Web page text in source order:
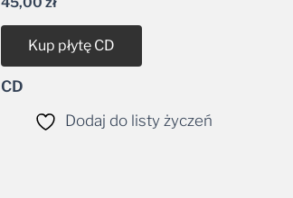
Kup płytę CD
CD
Dodaj do listy życzeń